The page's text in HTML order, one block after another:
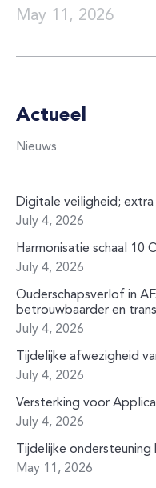
May 11, 2026
Actueel
Nieuws
Digitale veiligheid;
July 4, 2026
Harmonisatie schaal 10
July 4, 2026
Ouderschapsverlof in
betrouwbaarder en
July 4, 2026
Tijdelijke afwezigheid
July 4, 2026
Versterking voor
July 4, 2026
Tijdelijke
May 11, 2026